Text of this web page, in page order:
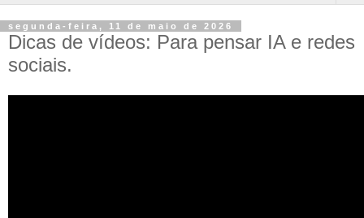
segunda-feira, 11 de maio de 2026
Dicas de vídeos: Para pensar IA e redes
sociais.